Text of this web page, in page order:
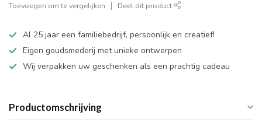
Toevoegen om te vergelijken Deel dit product
Al 25 jaar een familiebedrijf, persoonlijk en creatief!
Eigen goudsmederij met unieke ontwerpen
Wij verpakken uw geschenken als een prachtig cadeau
Productomschrijving